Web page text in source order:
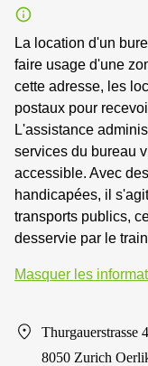
La location d'un
faire usage d'une
cette adresse, les
postaux pour
L'assistance
services du bureau
accessible. Avec
handicapées, il
transports publics,
desservie par le
Masquer les
Thurgauerstrasse
8050 Zurich